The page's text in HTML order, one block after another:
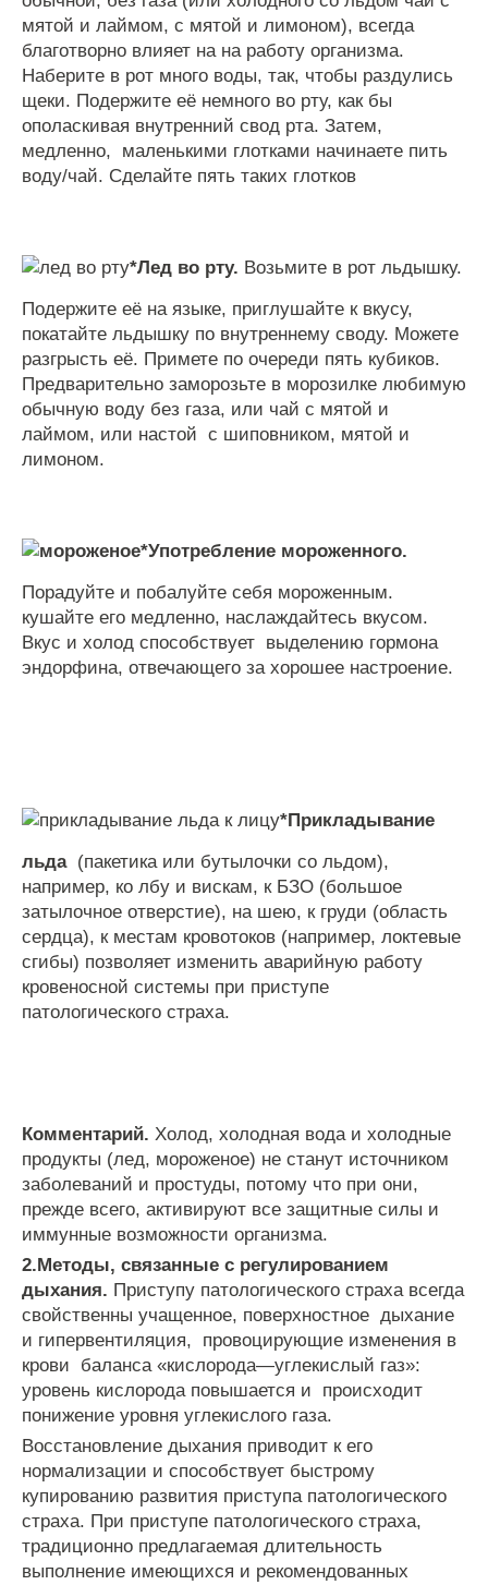
мятой и лаймом, с мятой и лимоном), всегда
благотворно влияет на на работу организма.
Наберите в рот много воды, так, чтобы раздулись
щеки. Подержите её немного во рту, как бы
ополаскивая внутренний свод рта. Затем,
медленно, маленькими глотками начинаете пить
воду/чай. Сделайте пять таких глотков
*Лед во рту. Возьмите в рот льдышку.
Подержите её на языке, приглушайте к вкусу,
покатайте льдышку по внутреннему своду. Можете
разгрысть её. Примете по очереди пять кубиков.
Предварительно заморозьте в морозилке любимую
обычную воду без газа, или чай с мятой и
лаймом, или настой с шиповником, мятой и
лимоном.
*Употребление мороженного.
Порадуйте и побалуйте себя мороженным.
кушайте его медленно, наслаждайтесь вкусом.
Вкус и холод способствует выделению гормона
эндорфина, отвечающего за хорошее настроение.
*Прикладывание
льда(пакетика или бутылочки со льдом),
например, ко лбу и вискам, к БЗО (большое
затылочное отверстие), на шею, к груди (область
сердца), к местам кровотоков (например, локтевые
сгибы) позволяет изменить аварийную работу
кровеносной системы при приступе
патологического страха.
Комментарий. Холод, холодная вода и холодные
продукты (лед, мороженое) не станут источником
заболеваний и простуды, потому что при они,
прежде всего, активируют все защитные силы и
иммунные возможности организма.
2.Методы, связанные с регулированием
дыхания. Приступу патологического страха всегда
свойственны учащенное, поверхностное дыхание
и гипервентиляция, провоцирующие изменения в
крови
баланса«кислорода—углекислый газ»:
уровень кислорода повышается и
происходит
понижение уровня углекислого газа.
Восстановление дыхания приводит к его
нормализации и способствует быстрому
купированию развития приступа патологического
страха. При приступе патологического страха,
традиционно предлагаемая длительность
выполнение имеющихся и рекомендованных